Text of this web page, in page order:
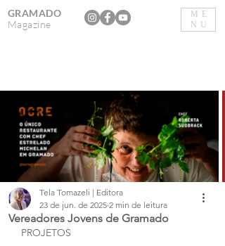
ME
NU
GRAMADO
Magazine
Vereadores Jovens de Gramado
Tela Tomazeli | Editora
23 de jun. de 2025 2 min de leitura
PROJETOS